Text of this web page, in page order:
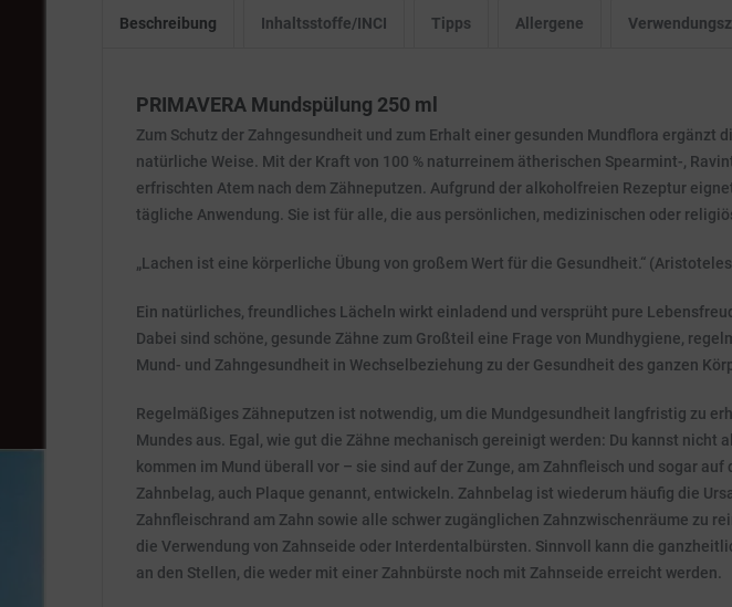
Beschreibung Inhaltsstoffe/INCI Tipps Allergene
PRIMAVERA Mundspülung 250 ml
Zum Schutz der Zahngesundheit und zum Erhalt einer gesunden Mundflora
natürliche Weise. Mit der Kraft von 100 % naturreinem ätherischen Spearmint-,
erfrischten Atem nach dem Zähneputzen. Aufgrund der alkoholfreien Rezeptur
tägliche Anwendung. Sie ist für alle, die aus persönlichen, medizinischen oder
„Lachen ist eine körperliche Übung von großem Wert für die Gesundheit.“
Ein natürliches, freundliches Lächeln wirkt einladend und versprüht pure
Dabei sind schöne, gesunde Zähne zum Großteil eine Frage von Mundhygiene,
Mund- und Zahngesundheit in Wechselbeziehung zu der Gesundheit des ganzen
Regelmäßiges Zähneputzen ist notwendig, um die Mundgesundheit langfristig zu
Mundes aus. Egal, wie gut die Zähne mechanisch gereinigt werden: Du kannst
kommen im Mund überall vor – sie sind auf der Zunge, am Zahnfleisch und sogar
Zahnbelag, auch Plaque genannt, entwickeln. Zahnbelag ist wiederum häufig die
Zahnfleischrand am Zahn sowie alle schwer zugänglichen Zahnzwischenräume zu
die Verwendung von Zahnseide oder Interdentalbürsten. Sinnvoll kann die
an den Stellen, die weder mit einer Zahnbürste noch mit Zahnseide erreicht werden.